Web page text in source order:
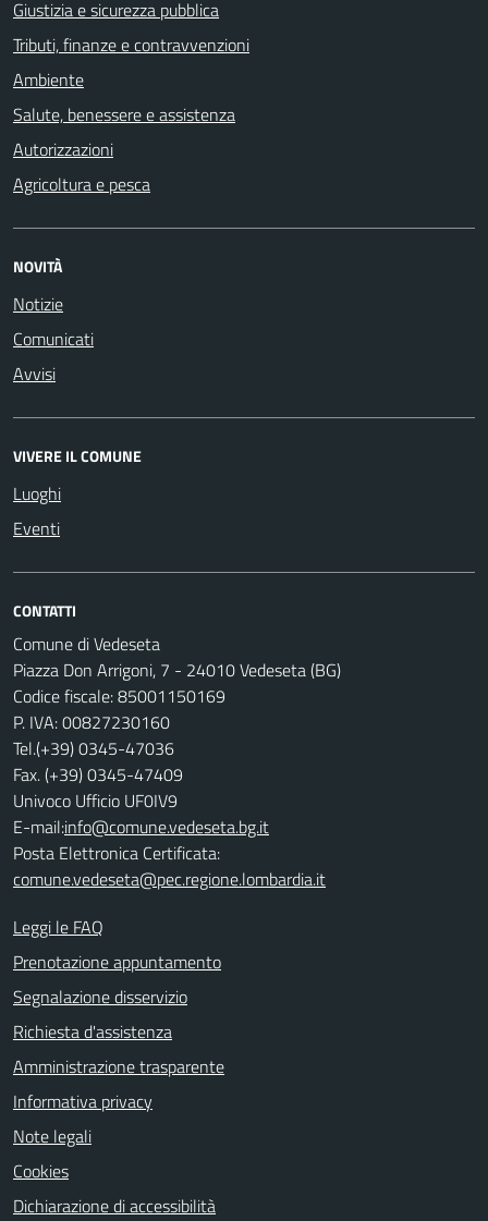
Giustizia e sicurezza pubblica
Tributi, finanze e contravvenzioni
Ambiente
Salute, benessere e assistenza
Autorizzazioni
Agricoltura e pesca
NOVITÀ
Notizie
Comunicati
Avvisi
VIVERE IL COMUNE
Luoghi
Eventi
CONTATTI
Comune di Vedeseta
Piazza Don Arrigoni, 7 - 24010 Vedeseta (BG)
Codice fiscale: 85001150169
P. IVA: 00827230160
Tel.(+39) 0345-47036
Fax. (+39) 0345-47409
Univoco Ufficio UF0IV9
E-mail:info@comune.vedeseta.bg.it
Posta Elettronica Certificata:
comune.vedeseta@pec.regione.lombardia.it
Leggi le FAQ
Prenotazione appuntamento
Segnalazione disservizio
Richiesta d'assistenza
Amministrazione trasparente
Informativa privacy
Note legali
Cookies
Dichiarazione di accessibilità